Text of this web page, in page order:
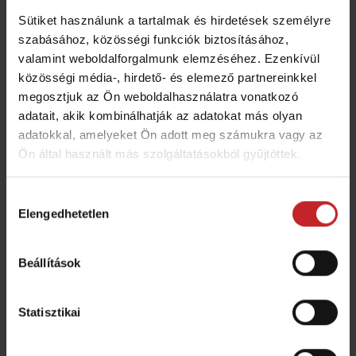
Sütiket használunk a tartalmak és hirdetések személyre
szabásához, közösségi funkciók biztosításához,
valamint weboldalforgalmunk elemzéséhez. Ezenkívül
közösségi média-, hirdető- és elemező partnereinkkel
megosztjuk az Ön weboldalhasználatra vonatkozó
adatait, akik kombinálhatják az adatokat más olyan
adatokkal, amelyeket Ön adott meg számukra vagy az
Ön által használt más szolgáltatásokból gyűjtöttek.
kiválasztása
Elengedhetetlen
Beállítások
Statisztikai
Marathon követőborona rugó
szimpla
Szélesség:12 mm
Carrier 300-
400, Carrier 420-820, Carrier 925-1225, Carrier XL
425-725, Carrier XL 925-1225, Carrier XT 425-625
függesztett, Carrier XT 425-625 vontatott, NZ